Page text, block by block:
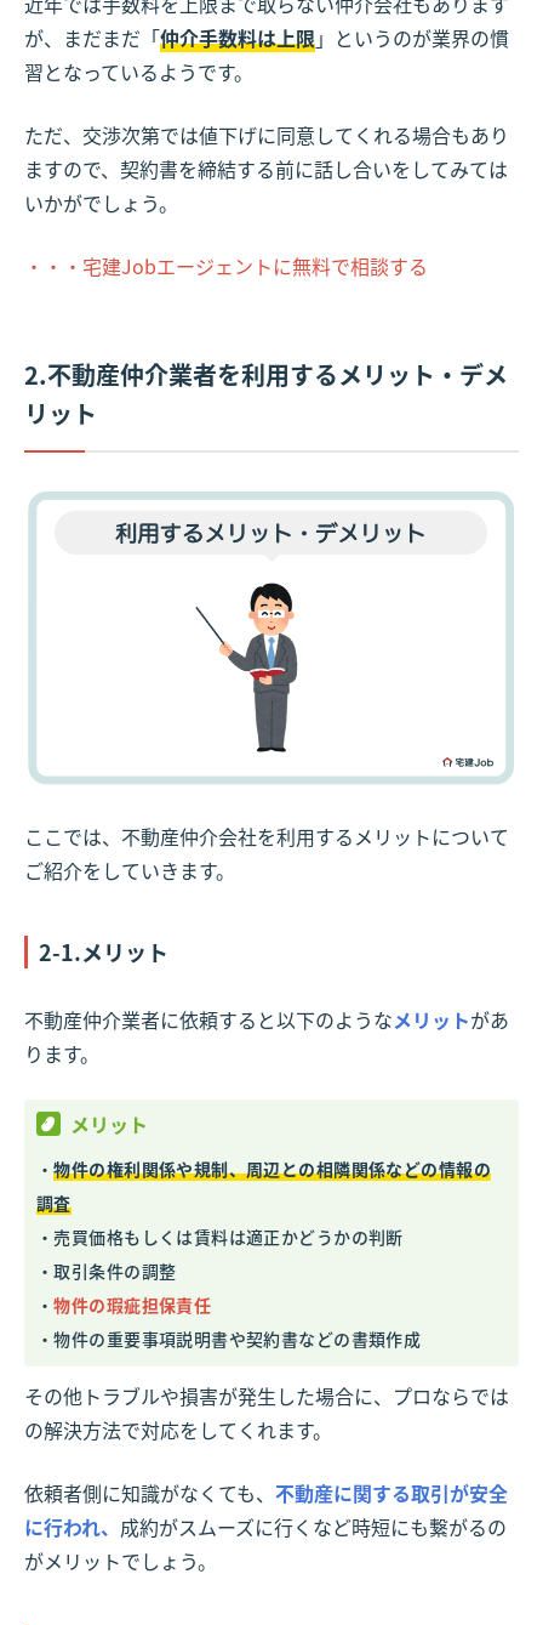
が、まだまだ「仲介手数料は上限」というのが業界の慣
習となっているようです。
ただ、交渉次第では値下げに同意してくれる場合もあり
ますので、契約書を締結する前に話し合いをしてみては
いかがでしょう。
・・・宅建Jobエージェントに無料で相談する
2.不動産仲介業者を利用するメリット・デメ
リット
ここでは、不動産仲介会社を利用するメリットについて
ご紹介をしていきます。
2-1.メリット
不動産仲介業者に依頼すると以下のようなメリットがあ
ります。
メリット
・物件の権利関係や規制、周辺との相隣関係などの情報の
調査
・売買価格もしくは賃料は適正かどうかの判断
・取引条件の調整
・物件の瑕疵担保責任
・物件の重要事項説明書や契約書などの書類作成
その他トラブルや損害が発生した場合に、プロならでは
の解決方法で対応をしてくれます。
依頼者側に知識がなくても、 不動産に関する取引が安全
に行われ、 成約がスムーズに行くなど時短にも繋がるの
がメリットでしょう。